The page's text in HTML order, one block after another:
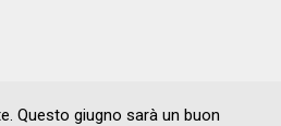
Questo giugno sarà un buon